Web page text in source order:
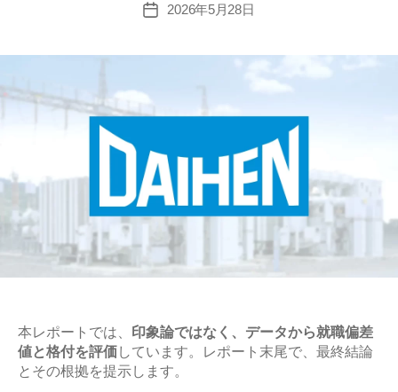
投
2026年5月28日
本レポートでは、
印象論ではなく、データから就職偏差
値と格付を評価しています。レポート末尾で、最終結論
とその根拠を提示します。